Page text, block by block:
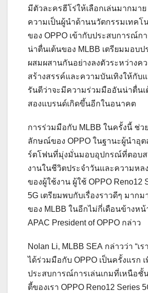
มีตัวละครฮีโร่ให้เลือกเล่นมากมา
ความเป็นผู้นำด้านนวัตกรรมเทคโ
ของ OPPO เข้ากับประสบการณ์ก
น่าตื่นเต้นของ MLBB เตรียมมอบ
ผสมผสานกันอย่างลงตัวระหว่างค
สร้างสรรค์และความบันเทิงให้กับ
รันตีว่าจะมีความร่วมมืออันน่าตื่นเ
สองแบรนด์เกิดขึ้นอีกในอนาคต
การร่วมมือกับ MLBB ในครั้งนี้ ช่ว
ลักษณ์ของ OPPO ในฐานะผู้นำอุ
ร์ตโฟนที่มุ่งมั่นมอบอุปกรณ์ที่ตอบส
งานในชีวิตประจำวันและความหล
ของผู้ใช้งาน ผู้ใช้ OPPO Reno12
5G เตรียมพบกับเรื่องราวดีๆ มากม
ของ MLBB ในอีกไม่กี่เดือนข้างหน้
APAC President of OPPO กล่าว
Nolan Li, MLBB SEA กล่าวว่า “เ
ได้ร่วมมือกับ OPPO เป็นครั้งแรก
ประสบการณ์การเล่นเกมที่เหนือ
ตี้ของเรา OPPO Reno12 Series